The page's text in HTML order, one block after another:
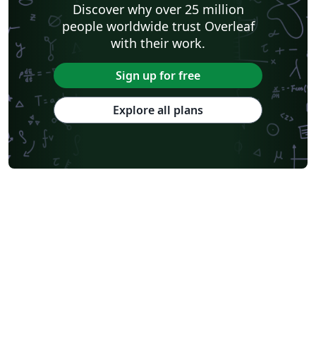
Discover why over 25 million
people worldwide trust Overleaf
with their work.
Sign up for free
Explore all plans